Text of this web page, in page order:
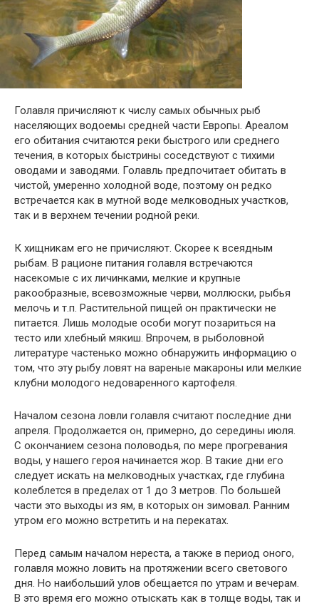
Голавля причисляют к числу самых обычных рыб
населяющих водоемы средней части Европы. Ареалом
его обитания считаются реки быстрого или среднего
течения, в которых быстрины соседствуют с тихими
оводами и заводями. Голавль предпочитает обитать в
чистой, умеренно холодной воде, поэтому он редко
встречается как в мутной воде мелководных участков,
так и в верхнем течении родной реки.
К хищникам его не причисляют. Скорее к всеядным
рыбам. В рационе питания голавля встречаются
насекомые с их личинками, мелкие и крупные
ракообразные, всевозможные черви, моллюски, рыбья
мелочь и т.п. Растительной пищей он практически не
питается. Лишь молодые особи могут позариться на
тесто или хлебный мякиш. Впрочем, в рыболовной
литературе частенько можно обнаружить информацию о
том, что эту рыбу ловят на вареные макароны или мелкие
клубни молодого недоваренного картофеля.
Началом сезона ловли голавля считают последние дни
апреля. Продолжается он, примерно, до середины июля.
С окончанием сезона половодья, по мере прогревания
воды, у нашего героя начинается жор. В такие дни его
следует искать на мелководных участках, где глубина
колеблется в пределах от 1 до 3 метров. По большей
части это выходы из ям, в которых он зимовал. Ранним
утром его можно встретить и на перекатах.
Перед самым началом нереста, а также в период оного,
голавля можно ловить на протяжении всего светового
дня. Но наибольший улов обещается по утрам и вечерам.
В это время его можно отыскать как в толще воды, так и